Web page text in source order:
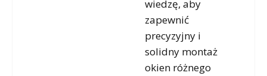
wiedzę, aby
zapewnić
precyzyjny i
solidny montaż
okien różnego